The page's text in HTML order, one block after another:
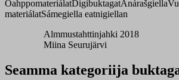
OahppomateriálatDigibuktagatAnárašgiella
materiálatSámegiella eatnigiellan
Almmustahttinjahki 2018
Miina Seurujärvi
Seamma kategoriija